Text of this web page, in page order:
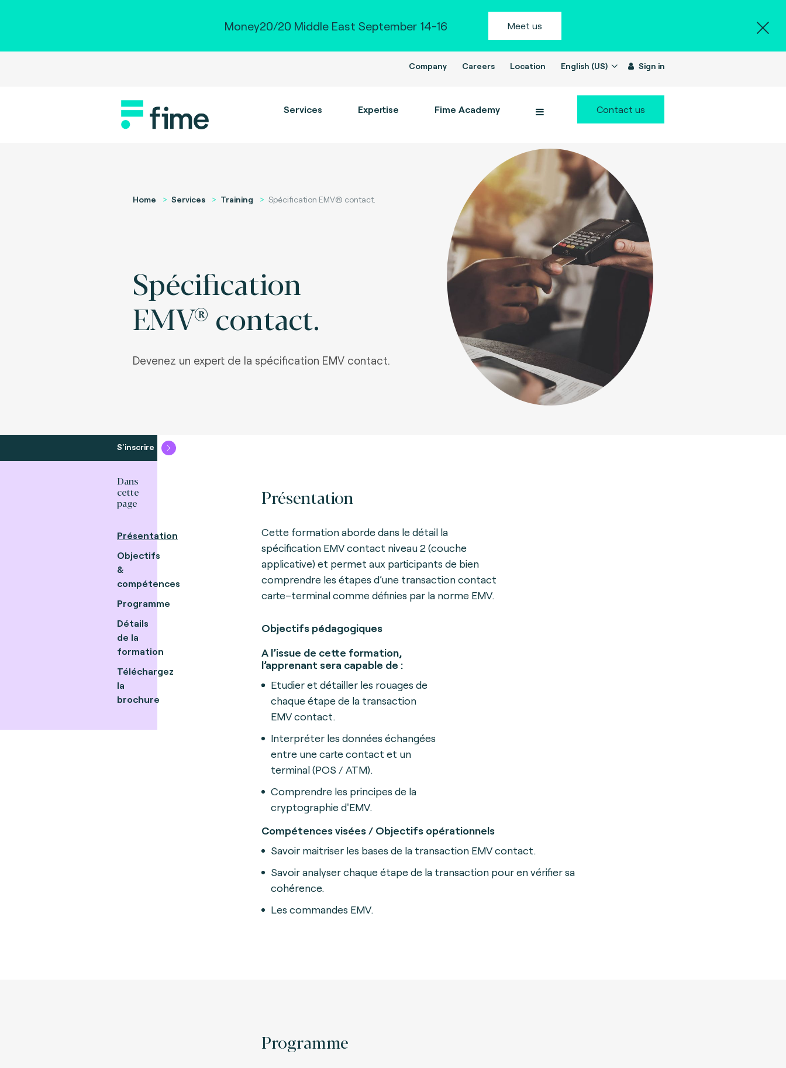
Money20/20 Middle East September 14-16 Meet us
Company Careers Location English (US) Sign in
Services Expertise Fime Academy Contact us
Home Services Training Spécification EMV® contact.
Spécification
EMV® contact.
Devenez un expert de la spécification EMV contact.
S'inscrire
Dans
cette
page
Présentation
Objectifs
&
compétences
Programme
Détails
de la
formation
Téléchargez
la
brochure
Présentation
Cette formation aborde dans le détail la
spécification EMV contact niveau 2 (couche
applicative) et permet aux participants de bien
comprendre les étapes d’une transaction contact
carte–terminal comme définies par la norme EMV.
Objectifs pédagogiques
A l’issue de cette formation,
l’apprenant sera capable de :
Etudier et détailler les rouages de
chaque étape de la transaction
EMV contact.
Interpréter les données échangées
entre une carte contact et un
terminal (POS / ATM).
Comprendre les principes de la
cryptographie d'EMV.
Compétences visées / Objectifs opérationnels
Savoir maitriser les bases de la transaction EMV contact.
Savoir analyser chaque étape de la transaction pour en vérifier sa
cohérence.
Les commandes EMV.
Programme